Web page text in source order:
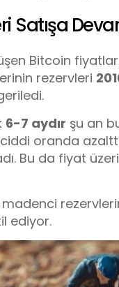
Satışa
Bitcoin
rezervleri
6-7 aydır şu an
oranda
Bu da fiyat
ediyor.